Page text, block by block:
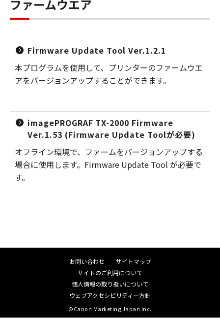
ファームウエア
Firmware Update Tool Ver.1.2.1
本プログラムを使用して、プリンターのファームウエ
アをバージョンアップすることができます。
imagePROGRAF TX-2000 Firmware
Ver.1.53 (Firmware Update Toolが必要)
オフライン環境で、ファームをバージョンアップする
場合に使用します。Firmware Update Tool が必要で
す。
お問い合わせ
サイトマップ
サイトのご利用について
個人情報の取り扱いについて
ウェブアクセシビリティ―方針
©Canon Marketing Japan Inc.